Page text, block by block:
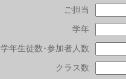
ご担当
学年
学年生徒数･参加者人数
クラス数